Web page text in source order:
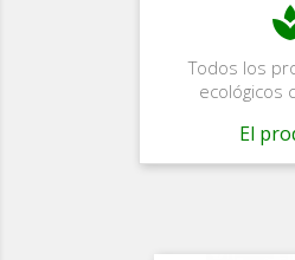
Todos los
ecológicos
El